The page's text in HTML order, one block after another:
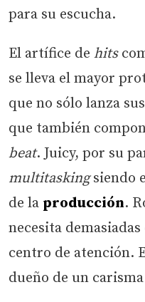
para su escucha.
El artífice de hits
se lleva el mayor
que no sólo lanza
que también
beat. Juicy, por su
multitaskingsiendo
de la producción.
necesita
centro de atención.
dueño de un